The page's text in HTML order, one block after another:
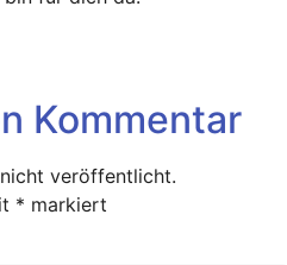
Kommentar
veröffentlicht.
* markiert